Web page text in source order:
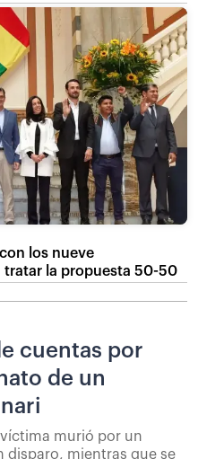
los nueve
tratar la propuesta 50-50
cuentas por
de un
murió por un
mientras que se